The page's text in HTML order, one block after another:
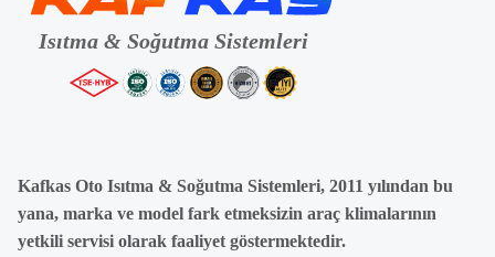
Kafkas Oto Isıtma & Soğutma Sistemleri, 2011 yılından bu
yana, marka ve model fark etmeksizin araç klimalarının
yetkili servisi olarak faaliyet göstermektedir.